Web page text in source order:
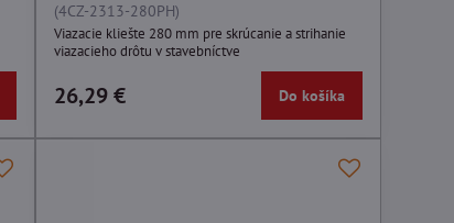
(4CZ-2313-280PH)
Viazacie kliešte 280 mm pre skrúcanie a strihanie
viazacieho drôtu v stavebníctve
26,29 € Do košíka